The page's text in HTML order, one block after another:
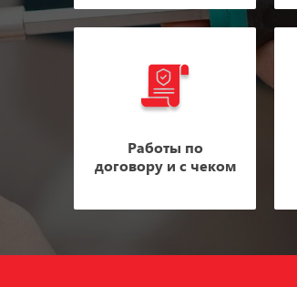
Работы по
договору и с чеком